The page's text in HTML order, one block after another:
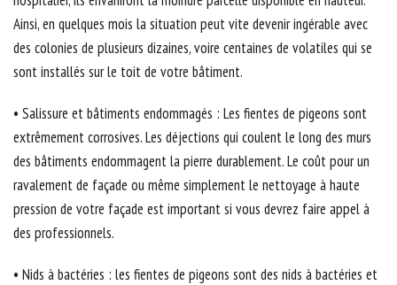
Ainsi, en quelques mois la situation peut vite devenir ingérable avec
des colonies de plusieurs dizaines, voire centaines de volatiles qui se
sont installés sur le toit de votre bâtiment.
• Salissure et bâtiments endommagés : Les fientes de pigeons sont
extrêmement corrosives. Les déjections qui coulent le long des murs
des bâtiments endommagent la pierre durablement. Le coût pour un
ravalement de façade ou même simplement le nettoyage à haute
pression de votre façade est important si vous devrez faire appel à
des professionnels.
• Nids à bactéries : les fientes de pigeons sont des nids à bactéries et